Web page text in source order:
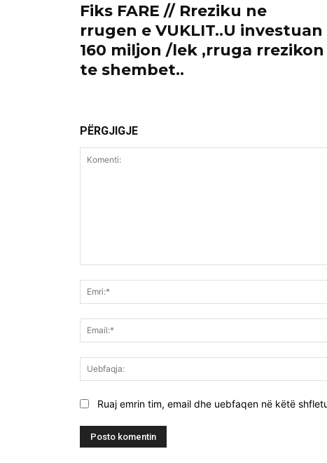
Fiks FARE // Rreziku ne
rrugen e VUKLIT..U investuan
160 miljon /lek ,rruga rrezikon
te shembet..
PËRGJIGJE
Ruaj emrin tim, email dhe uebfaqen në këtë